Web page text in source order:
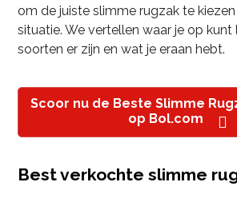
om de juiste slimme rugzak te
situatie. We vertellen waar je op
soorten er zijn en wat je eraan hebt.
Scoor nu de Beste Slimme
op Bol.com
Best verkochte slimme